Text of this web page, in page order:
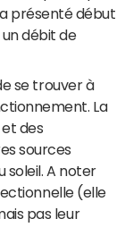
présenté début
débit de
se trouver à
La
des
sources
soleil. A noter
(elle
pas leur